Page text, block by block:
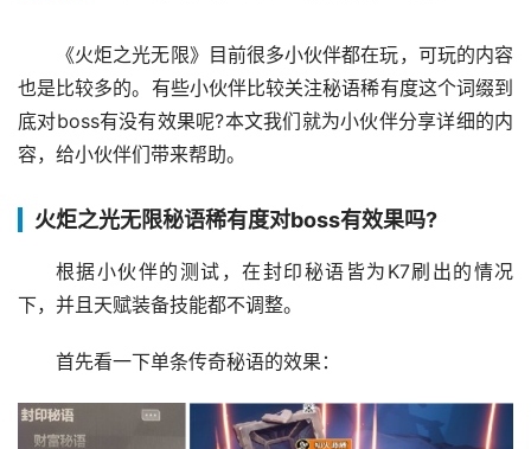
《火炬之光无限》目前很多小伙伴都在玩，可玩的内容
也是比较多的。有些小伙伴比较关注秘语稀有度这个词缀到
底对boss有没有效果呢?本文我们就为小伙伴分享详细的内
容，给小伙伴们带来帮助。
火炬之光无限秘语稀有度对boss有效果吗?
根据小伙伴的测试，在封印秘语皆为K7刷出的情况
下，并且天赋装备技能都不调整。
首先看一下单条传奇秘语的效果：